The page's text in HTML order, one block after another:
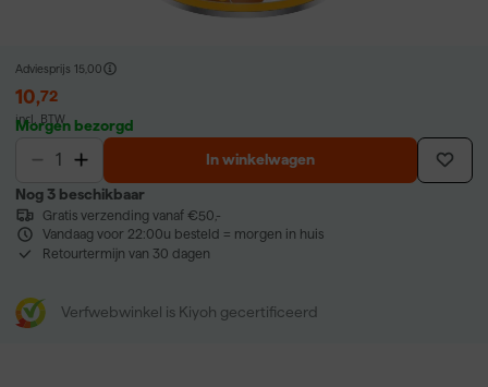
Adviesprijs 15,00
10,72
incl. BTW
Morgen bezorgd
In winkelwagen
Nog 3 beschikbaar
Gratis verzending vanaf €50,-
Vandaag voor 22:00u besteld = morgen in huis
Retourtermijn van 30 dagen
Verfwebwinkel is Kiyoh gecertificeerd